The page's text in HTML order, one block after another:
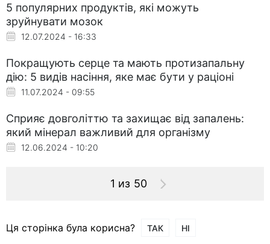
5 популярних продуктів, які можуть
зруйнувати мозок
12.07.2024 - 16:33
Покращують серце та мають протизапальну
дію: 5 видів насіння, яке має бути у раціоні
11.07.2024 - 09:55
Сприяє довголіттю та захищає від запалень:
який мінерал важливий для організму
12.06.2024 - 10:20
1 из 50
Ця сторінка була корисна? ТАК НІ